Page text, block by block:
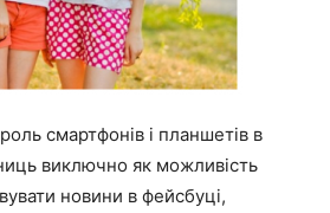
смартфонів і планшетів в
виключно як можливість
новини в фейсбуці,